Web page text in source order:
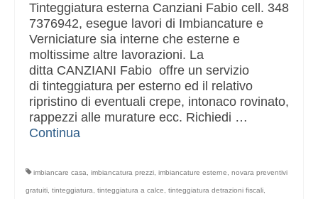
Tinteggiatura esterna Canziani Fabio cell. 348
7376942, esegue lavori di Imbiancature e
Verniciature sia interne che esterne e
moltissime altre lavorazioni. La
ditta CANZIANI Fabio offre un servizio
di tinteggiatura per esterno ed il relativo
ripristino di eventuali crepe, intonaco rovinato,
rappezzi alle murature ecc. Richiedi …
Continua
imbiancare casa, imbiancatura prezzi, imbiancature esterne, novara preventivi
gratuiti, tinteggiatura, tinteggiatura a calce, tinteggiatura detrazioni fiscali,